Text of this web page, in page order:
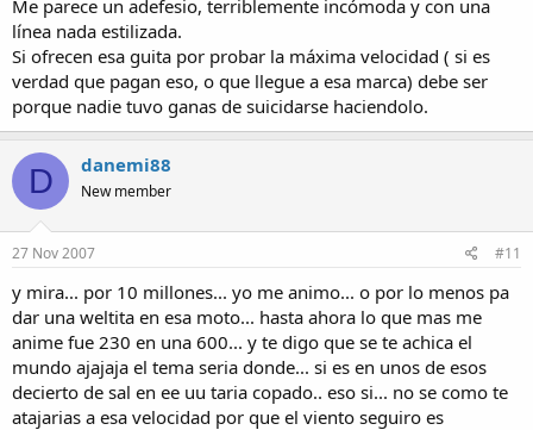
Me parece un adefesio, terriblemente incómoda y con una
línea nada estilizada.
Si ofrecen esa guita por probar la máxima velocidad ( si es
verdad que pagan eso, o que llegue a esa marca) debe ser
porque nadie tuvo ganas de suicidarse haciendolo.
D danemi88
New member
27 Nov 2007 #11
y mira... por 10 millones... yo me animo... o por lo menos pa
dar una weltita en esa moto... hasta ahora lo que mas me
anime fue 230 en una 600... y te digo que se te achica el
mundo ajajaja el tema seria donde... si es en unos de esos
decierto de sal en ee uu taria copado.. eso si... no se como te
atajarias a esa velocidad por que el viento seguiro es